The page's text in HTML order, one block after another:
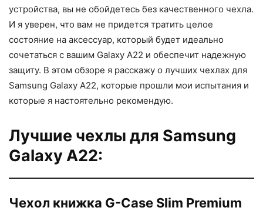
устройства, вы не обойдетесь без качественного чехла.
И я уверен, что вам не придется тратить целое
состояние на аксессуар, который будет идеально
сочетаться с вашим Galaxy A22 и обеспечит надежную
защиту. В этом обзоре я расскажу о лучших чехлах для
Samsung Galaxy A22, которые прошли мои испытания и
которые я настоятельно рекомендую.
Лучшие чехлы для Samsung
Galaxy A22:
Чехол книжка G-Case Slim Premium